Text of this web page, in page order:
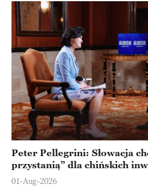
Peter Pellegrini: Słowacja
przystanią” dla chińskich
Europejskiej
01-Aug-2026